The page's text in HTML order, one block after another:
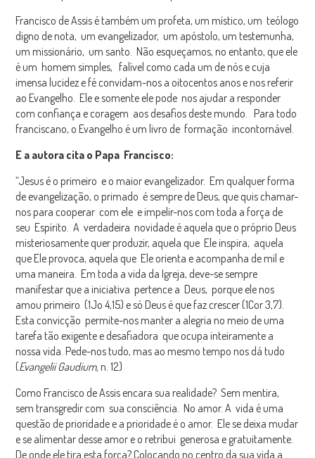
Francisco de Assis é também um profeta, um místico, um teólogo
digno de nota, um evangelizador, um apóstolo, um testemunha,
um missionário, um santo. Não esqueçamos, no entanto, que ele
é um homem simples, falível como cada um de nós e cuja
imensa lucidez e fé convidam-nos a oitocentos anos e nos referir
ao Evangelho. Ele e somente ele pode nos ajudar a responder
com confiança e coragem aos desafios deste mundo. Para todo
franciscano, o Evangelho é um livro de formação incontornável.
E a autora cita o Papa Francisco:
“Jesus é o primeiro e o maior evangelizador. Em qualquer forma
de evangelização, o primado é sempre de Deus, que quis chamar-
nos para cooperar com ele e impelir-nos com toda a força de
seu Espírito. A verdadeira novidade é aquela que o próprio Deus
misteriosamente quer produzir, aquela que Ele inspira, aquela
que Ele provoca, aquela que Ele orienta e acompanha de mil e
uma maneira. Em toda a vida da Igreja, deve-se sempre
manifestar que a iniciativa pertence a Deus, porque ele nos
amou primeiro (1Jo 4,15) e só Deus é que faz crescer (1Cor 3,7).
Esta convicção permite-nos manter a alegria no meio de uma
tarefa tão exigente e desafiadora que ocupa inteiramente a
nossa vida. Pede-nos tudo, mas ao mesmo tempo nos dá tudo
(Evangelii Gaudium, n. 12)
Como Francisco de Assis encara sua realidade? Sem mentira,
sem transgredir com sua consciência. No amor. A vida é uma
questão de prioridade e a prioridade é o amor. Ele se deixa mudar
e se alimentar desse amor e o retribui generosa e gratuitamente.
De onde ele tira esta força? Colocando no centro da sua vida a